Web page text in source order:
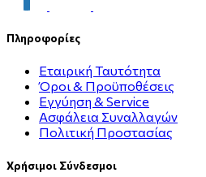
Πληροφορίες
Εταιρική Ταυτότητα
Όροι & Προϋποθέσεις
Εγγύηση & Service
Ασφάλεια Συναλλαγών
Πολιτική Προστασίας
Χρήσιμοι Σύνδεσμοι